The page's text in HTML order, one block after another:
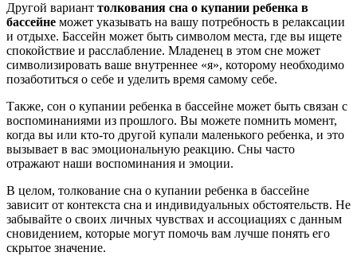
Другой вариант толкования сна о купании ребенка в
бассейне может указывать на вашу потребность в релаксации
и отдыхе. Бассейн может быть символом места, где вы ищете
спокойствие и расслабление. Младенец в этом сне может
символизировать ваше внутреннее «я», которому необходимо
позаботиться о себе и уделить время самому себе.
Также, сон о купании ребенка в бассейне может быть связан с
воспоминаниями из прошлого. Вы можете помнить момент,
когда вы или кто-то другой купали маленького ребенка, и это
вызывает в вас эмоциональную реакцию. Сны часто
отражают наши воспоминания и эмоции.
В целом, толкование сна о купании ребенка в бассейне
зависит от контекста сна и индивидуальных обстоятельств. Не
забывайте о своих личных чувствах и ассоциациях с данным
сновидением, которые могут помочь вам лучше понять его
скрытое значение.